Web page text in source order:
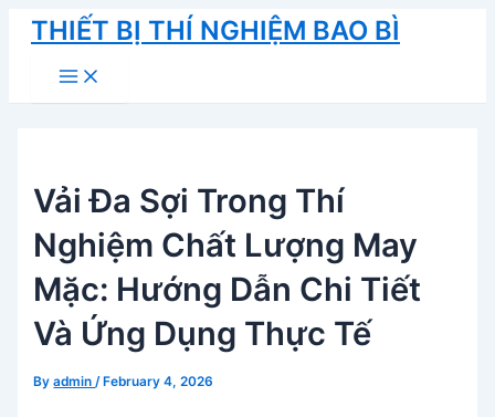
Skip
content
THIẾT BỊ THÍ NGHIỆM BAO BÌ
Main
Menu
Vải Đa Sợi Trong Thí
Nghiệm Chất Lượng May
Mặc: Hướng Dẫn Chi Tiết
Và Ứng Dụng Thực Tế
Byadmin/ February 4, 2026